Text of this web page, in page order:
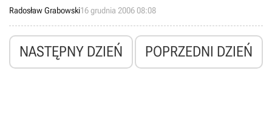
przełamany. Właśnie dowiedzieliśmy się, że korporacja Namco
szykuje darmowy bonus dla wszystkich osób, które kupiły siódmą
część ekscytujących wyścigów samochodowych, zatytułowanych
Ridge Racer.
Radosław Grabowski16 grudnia 2006 08:08
NASTĘPNY DZIEŃ POPRZEDNI DZIEŃ